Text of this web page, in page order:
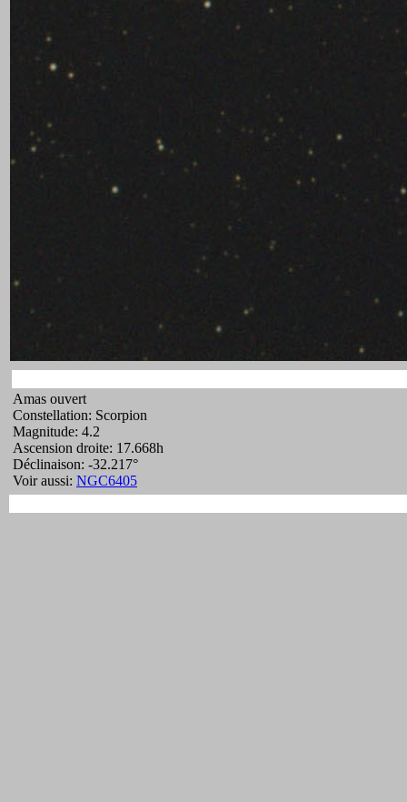
Amas ouvert
Constellation: Scorpion
Magnitude: 4.2
Ascension droite: 17.668h
Déclinaison: -32.217°
Voir aussi: NGC6405